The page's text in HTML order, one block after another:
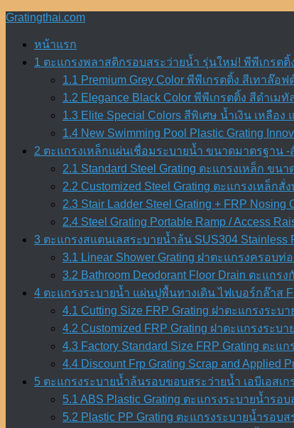
Skip
content
Gratingthai.com
หน้าแรก
1 ตะแกรงพลาสติกรอบสระว่ายน้ำ รุ่นใหม่! พีพีเกรตติ้
1.1 Premium Grey Color พีพีเกรตติ้ง สีเทาล๊อฟ
1.2 Elegance Black Color พีพีเกรตติ้ง สีดำเมทั
1.3 Elite Special Colors สีพิเศษ น้ำเงิน เหลือง
1.4 New Swimming Pool Plastic Grating
2 ตะแกรงเหล็กแผ่นเชื่อมระบายน้ำ ขนาดมาตรฐาน
2.1 Standard Steel Grating ตะแกรงเหล็ก ขน
2.2 Customized Steel Grating ตะแกรงเหล็ก
2.3 Stair Ladder Steel Grating + FRP
2.4 Steel Grating Portable Ramp / Access
3 ตะแกรงสแตนเลสระบายน้ำล้น SUS304 Stainless
3.1 Linear Shower Grating ฝาตะแกรงครอบ
3.2 Bathroom Deodorant Floor Drain ตะแก
4 ตะแกรงระบายน้ำ แผ่นปูพื้นทางเดิน ไฟเบอร์กล๊าส
4.1 Cutting Size FRP Grating ฝาตะแกรงระ
4.2 Customized FRP Grating ฝาตะแกรงระ
4.3 Factory Standard Size FRP Grating ตะ
4.4 Discount Frp Grating Scrap and
5 ตะแกรงระบายน้ำล้นรอบขอบสระว่ายน้ำ เอบีเอสเก
5.1 ABS Plastic Grating ตะแกรงระบายน้ำร
5.2 Plastic PP Grating ตะแกรงระบายน้ำรอ